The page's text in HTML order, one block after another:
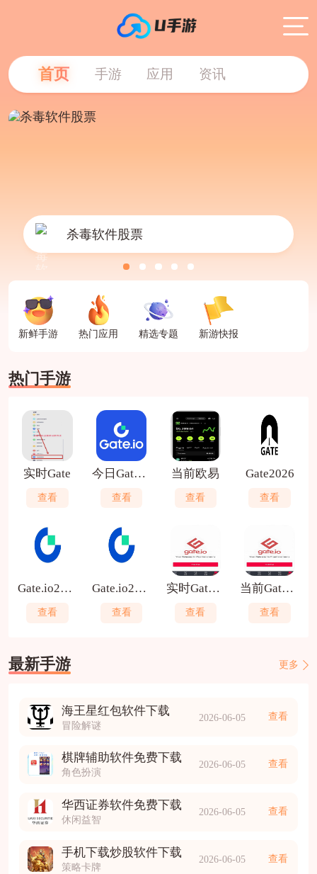
首页 手游 应用 资讯
杀毒软件股票
新鲜手游 热门应用 精选专题 新游快报
热门手游
实时Gate
查看
今日Gate.io
查看
当前欧易
查看
Gate2026
查看
Gate.io2024
查看
Gate.io2026
查看
实时Gate.io
查看
当前Gate.io
查看
最新手游 更多
海王星红包软件下载
冒险解谜
2026-06-05 查看
棋牌辅助软件免费下载
角色扮演
2026-06-05 查看
华西证券软件免费下载
休闲益智
2026-06-05 查看
手机下载炒股软件下载
策略卡牌
2026-06-05 查看